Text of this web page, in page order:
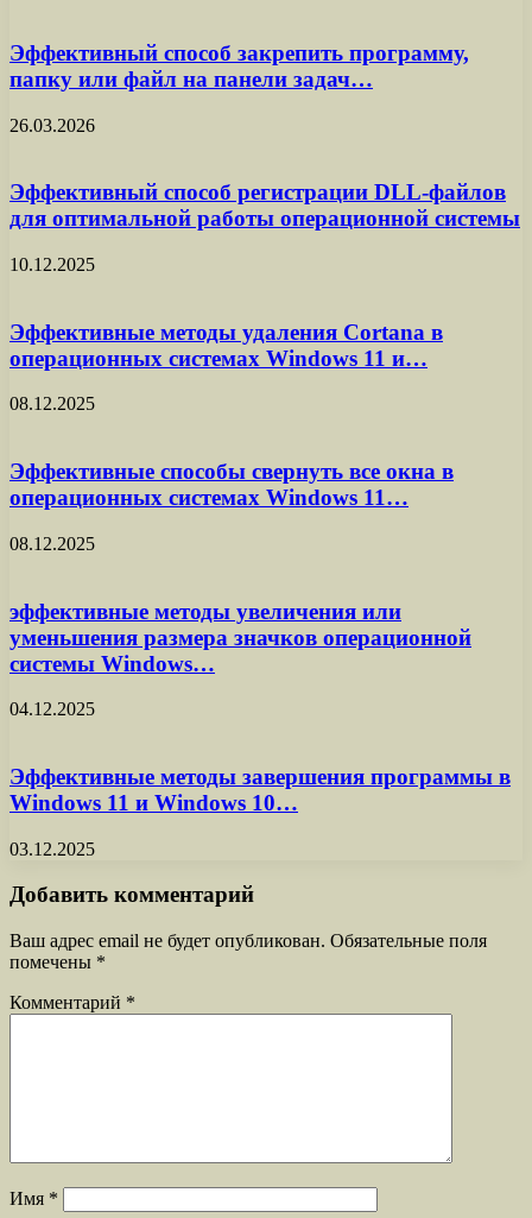
Эффективный способ закрепить программу,
папку или файл на панели задач…
26.03.2026
Эффективный способ регистрации DLL-файлов
для оптимальной работы операционной системы
10.12.2025
Эффективные методы удаления Cortana в
операционных системах Windows 11 и…
08.12.2025
Эффективные способы свернуть все окна в
операционных системах Windows 11…
08.12.2025
эффективные методы увеличения или
уменьшения размера значков операционной
системы Windows…
04.12.2025
Эффективные методы завершения программы в
Windows 11 и Windows 10…
03.12.2025
Добавить комментарий
Ваш адрес email не будет опубликован. Обязательные поля
помечены *
Комментарий *
Имя *